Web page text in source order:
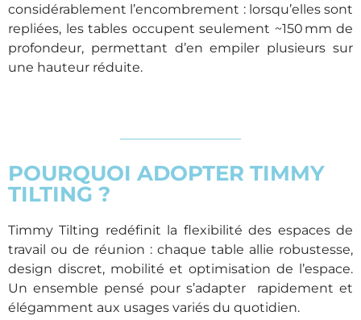
considérablement l’encombrement : lorsqu’elles sont
repliées, les tables occupent seulement ~150 mm de
profondeur, permettant d’en empiler plusieurs sur
une hauteur réduite.
POURQUOI ADOPTER TIMMY
TILTING ?
Timmy Tilting redéfinit la flexibilité des espaces de
travail ou de réunion : chaque table allie robustesse,
design discret, mobilité et optimisation de l’espace.
Un ensemble pensé pour s’adapter rapidement et
élégamment aux usages variés du quotidien.